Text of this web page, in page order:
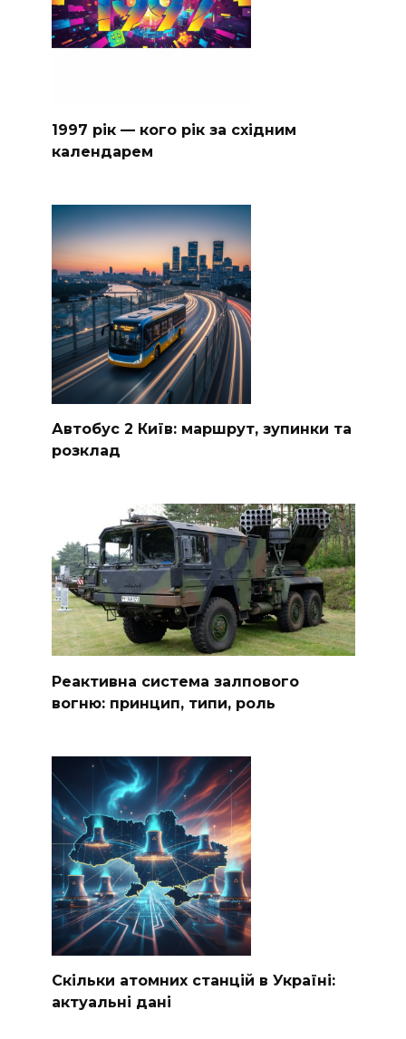
1997 рік — кого рік за східним
календарем
Автобус 2 Київ: маршрут, зупинки та
розклад
Реактивна система залпового
вогню: принцип, типи, роль
Скільки атомних станцій в Україні:
актуальні дані